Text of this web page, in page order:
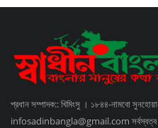
প্রধান সম্পাদক:: খিমিংসু । ১৮৪৪-নামবো
infosadinbangla@gmail.com সর্বস্বত্ব